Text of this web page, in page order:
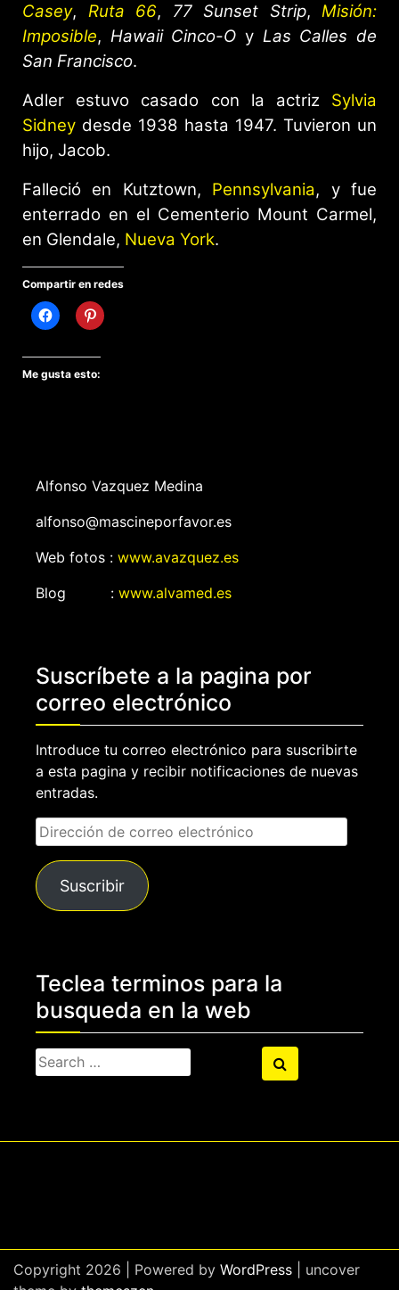
Casey, Ruta 66, 77 Sunset Strip, Misión:
Imposible, Hawaii Cinco-O y Las Calles de
San Francisco.
Adler estuvo casado con la actriz Sylvia
Sidney desde 1938 hasta 1947. Tuvieron un
hijo, Jacob.
Falleció en Kutztown, Pennsylvania, y fue
enterrado en el Cementerio Mount Carmel,
en Glendale, Nueva York.
Compartir en redes
Me gusta esto:
Alfonso Vazquez Medina
alfonso@mascineporfavor.es
Web fotos : www.avazquez.es
Blog : www.alvamed.es
Suscríbete a la pagina por
correo electrónico
Introduce tu correo electrónico para suscribirte
a esta pagina y recibir notificaciones de nuevas
entradas.
Dirección
de
correo
electrónico
Suscribir
Teclea terminos para la
busqueda en la web
Search
for:
Search
Copyright 2026 | Powered by WordPress | uncover